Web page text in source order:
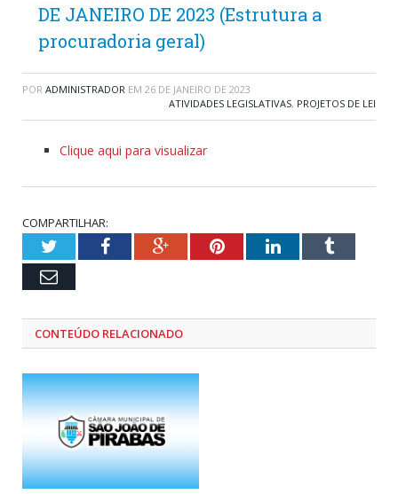
DE JANEIRO DE 2023 (Estrutura a
procuradoria geral)
POR ADMINISTRADOR EM 26 DE JANEIRO DE 2023
ATIVIDADES LEGISLATIVAS, PROJETOS DE LEI
Clique aqui para visualizar
COMPARTILHAR:
TwitterFacebookGoogle+PinterestLinkedInTumblr
Email
CONTEÚDO RELACIONADO